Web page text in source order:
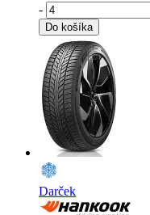
-
Do košíka
Darček